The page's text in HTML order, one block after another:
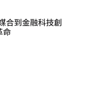
合到金融科技創
命